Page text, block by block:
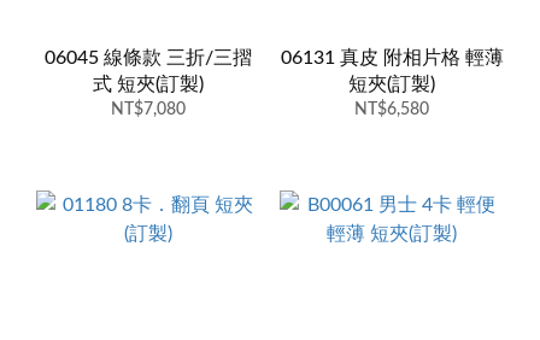
06045 線條款 三折/三摺
式 短夾(訂製)
NT$7,080
06131 真皮 附相片格 輕薄
短夾(訂製)
NT$6,580